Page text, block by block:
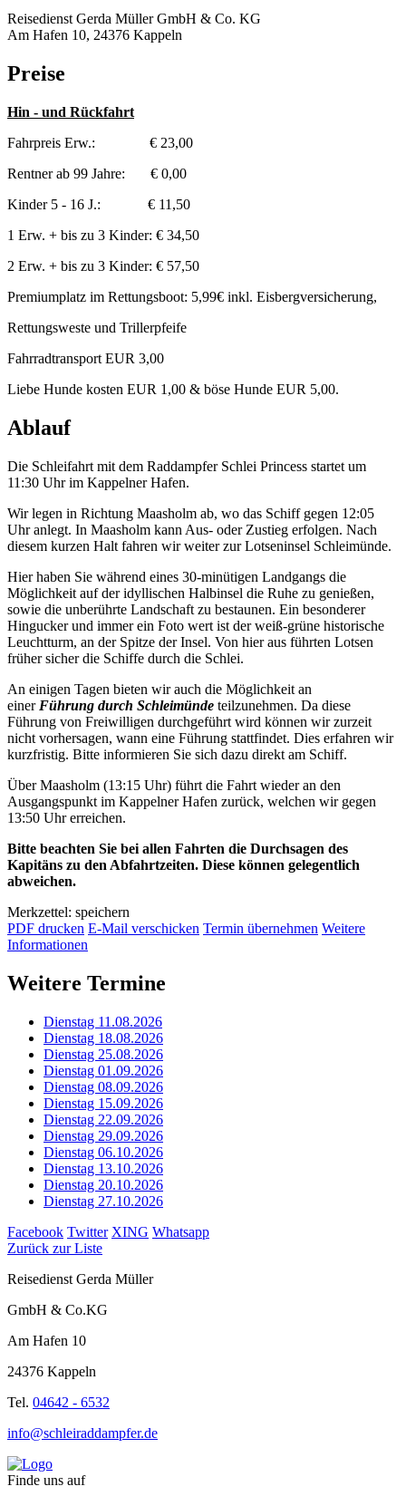
Reisedienst Gerda Müller GmbH & Co. KG
Am Hafen 10, 24376 Kappeln
Preise
Hin - und Rückfahrt
Fahrpreis Erw.: € 23,00
Rentner ab 99 Jahre: € 0,00
Kinder 5 - 16 J.: € 11,50
1 Erw. + bis zu 3 Kinder: € 34,50
2 Erw. + bis zu 3 Kinder: € 57,50
Premiumplatz im Rettungsboot: 5,99€ inkl. Eisbergversicherung,
Rettungsweste und Trillerpfeife
Fahrradtransport EUR 3,00
Liebe Hunde kosten EUR 1,00 & böse Hunde EUR 5,00.
Ablauf
Die Schleifahrt mit dem Raddampfer Schlei Princess startet um
11:30 Uhr im Kappelner Hafen.
Wir legen in Richtung Maasholm ab, wo das Schiff gegen 12:05
Uhr anlegt. In Maasholm kann Aus- oder Zustieg erfolgen. Nach
diesem kurzen Halt fahren wir weiter zur Lotseninsel Schleimünde.
Hier haben Sie während eines 30-minütigen Landgangs die
Möglichkeit auf der idyllischen Halbinsel die Ruhe zu genießen,
sowie die unberührte Landschaft zu bestaunen. Ein besonderer
Hingucker und immer ein Foto wert ist der weiß-grüne historische
Leuchtturm, an der Spitze der Insel. Von hier aus führten Lotsen
früher sicher die Schiffe durch die Schlei.
An einigen Tagen bieten wir auch die Möglichkeit an
einer Führung durch Schleimünde teilzunehmen. Da diese
Führung von Freiwilligen durchgeführt wird können wir zurzeit
nicht vorhersagen, wann eine Führung stattfindet. Dies erfahren wir
kurzfristig. Bitte informieren Sie sich dazu direkt am Schiff.
Über Maasholm (13:15 Uhr) führt die Fahrt wieder an den
Ausgangspunkt im Kappelner Hafen zurück, welchen wir gegen
13:50 Uhr erreichen.
Bitte beachten Sie bei allen Fahrten die Durchsagen des
Kapitäns zu den Abfahrtzeiten. Diese können gelegentlich
abweichen.
Merkzettel: speichern
PDF drucken E-Mail verschicken Termin übernehmen Weitere
Informationen
Weitere Termine
Dienstag 11.08.2026
Dienstag 18.08.2026
Dienstag 25.08.2026
Dienstag 01.09.2026
Dienstag 08.09.2026
Dienstag 15.09.2026
Dienstag 22.09.2026
Dienstag 29.09.2026
Dienstag 06.10.2026
Dienstag 13.10.2026
Dienstag 20.10.2026
Dienstag 27.10.2026
Facebook Twitter XING Whatsapp
Zurück zur Liste
Reisedienst Gerda Müller
GmbH & Co.KG
Am Hafen 10
24376 Kappeln
Tel. 04642 - 6532
info@schleiraddampfer.de
Finde uns auf